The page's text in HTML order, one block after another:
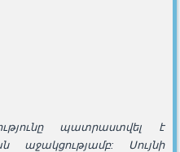
պատրաստվել է
աջակցությամբ: Սույնի